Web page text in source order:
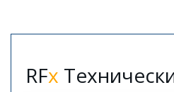
RFх